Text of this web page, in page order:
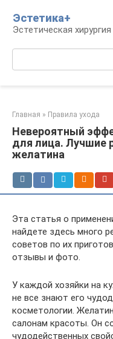
контенту
Эстетика+
Эстетическая
Главная » Правила ухода
Невероятный
для лица. Лучшие
желатина
Эта статья о
найдете здесь много
советов по их
отзывы и фото.
У каждой хозяйки на
не все знают его
косметологии.
салонам красоты. Он
чудодейственных